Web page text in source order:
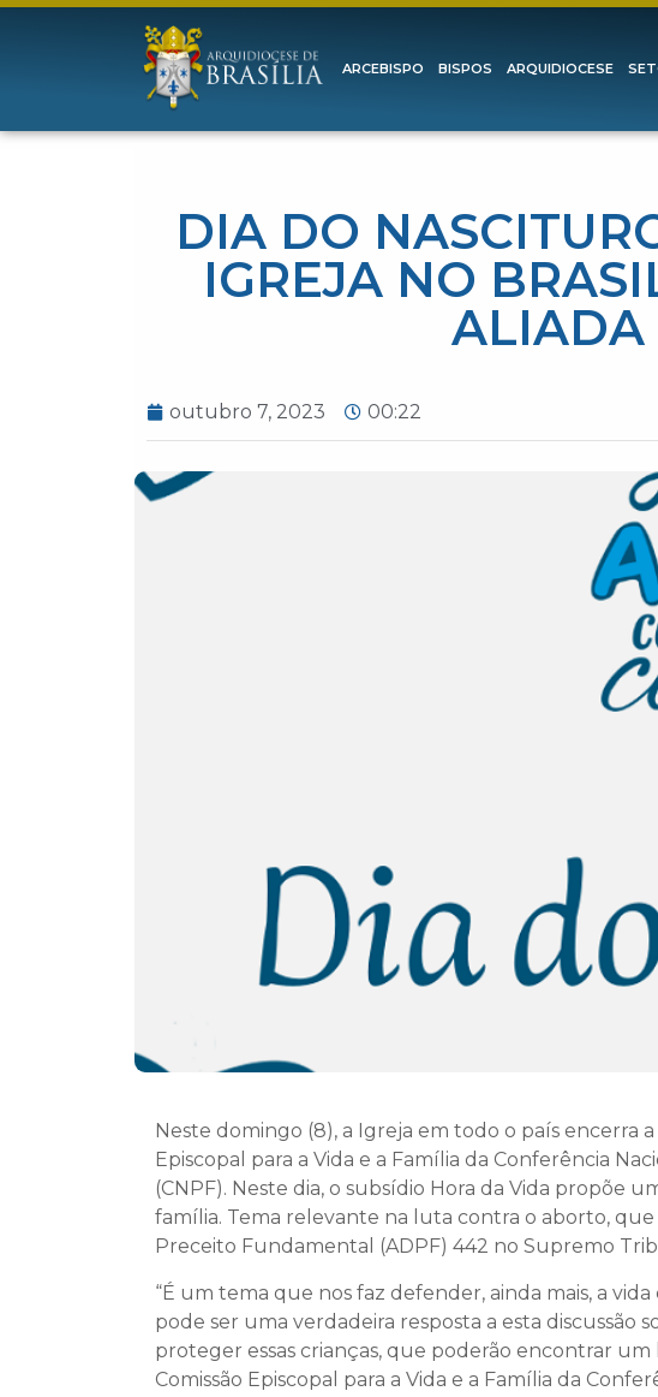
ARCEBISPO BISPOS ARQUIDIOCESE
DIA DO
IGREJA NO
ALIADA
outubro 7, 2023 00:22
Neste domingo (8), a Igreja em todo o país encerra
Episcopal para a Vida e a Família da Conferência
(CNPF). Neste dia, o subsídio Hora da Vida propõe
família. Tema relevante na luta contra o aborto,
Preceito Fundamental (ADPF) 442 no Supremo
“É um tema que nos faz defender, ainda mais, a
pode ser uma verdadeira resposta a esta discussão
proteger essas crianças, que poderão encontrar um
Comissão Episcopal para a Vida e a Família da